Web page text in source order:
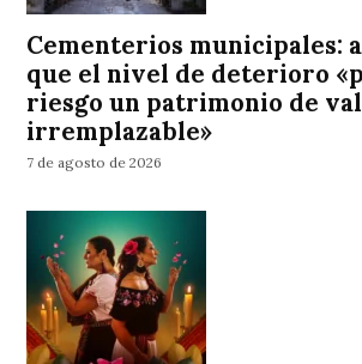
Cementerios municipales:
que el nivel de deterioro
riesgo un patrimonio de
irremplazable»
7 de agosto de 2026